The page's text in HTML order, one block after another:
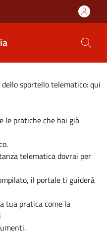
sportello telematico: qui
le pratiche che hai già
telematica dovrai per
il portale ti guiderà
tua pratica come la